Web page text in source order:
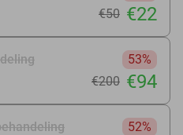
€50 €22
53%
€200 €94
52%